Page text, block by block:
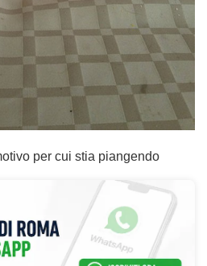
per cui stia piangendo